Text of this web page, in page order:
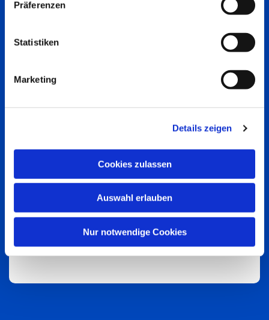
Präferenzen
Statistiken
Marketing
Details zeigen
Cookies zulassen
Auswahl erlauben
Nur notwendige Cookies